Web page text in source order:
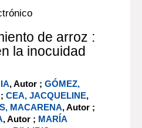
de arroz :
la inocuidad
, Autor ;GÓMEZ,
;CEA, JACQUELINE,
MACARENA, Autor ;
, Autor ; MARÍA